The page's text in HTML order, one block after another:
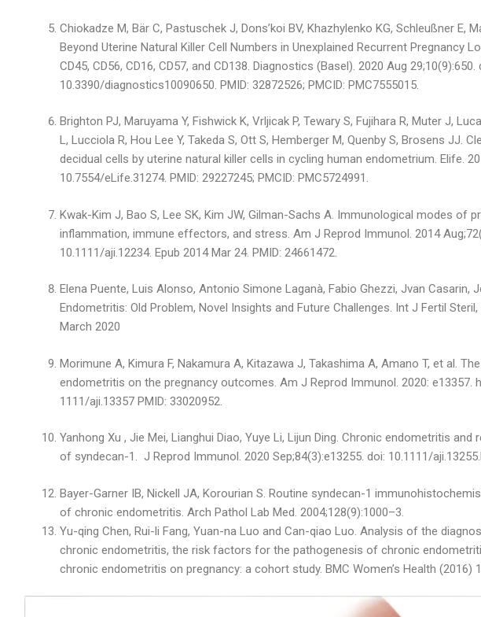
Chiokadze M, Bär C, Pastuschek J, Dons’koi BV, Khazhylenko KG, Schleußner E,
Beyond Uterine Natural Killer Cell Numbers in Unexplained Recurrent Pregnancy
CD45, CD56, CD16, CD57, and CD138. Diagnostics (Basel). 2020 Aug 29;10(9):650.
10.3390/diagnostics10090650. PMID: 32872526; PMCID: PMC7555015.
Brighton PJ, Maruyama Y, Fishwick K, Vrljicak P, Tewary S, Fujihara R, Muter J,
L, Lucciola R, Hou Lee Y, Takeda S, Ott S, Hemberger M, Quenby S, Brosens JJ.
decidual cells by uterine natural killer cells in cycling human endometrium. Elife.
10.7554/eLife.31274. PMID: 29227245; PMCID: PMC5724991.
Kwak-Kim J, Bao S, Lee SK, Kim JW, Gilman-Sachs A. Immunological modes of
inflammation, immune effectors, and stress. Am J Reprod Immunol. 2014
10.1111/aji.12234. Epub 2014 Mar 24. PMID: 24661472.
Elena Puente, Luis Alonso, Antonio Simone Laganà, Fabio Ghezzi, Jvan Casarin,
Endometritis: Old Problem, Novel Insights and Future Challenges. Int J Fertil
March 2020
Morimune A, Kimura F, Nakamura A, Kitazawa J, Takashima A, Amano T, et al.
endometritis on the pregnancy outcomes. Am J Reprod Immunol. 2020: e13357.
1111/aji.13357 PMID: 33020952.
Yanhong Xu , Jie Mei, Lianghui Diao, Yuye Li, Lijun Ding. Chronic endometritis and
of syndecan-1. J Reprod Immunol. 2020 Sep;84(3):e13255. doi: 10.1111/
Bayer-Garner IB, Nickell JA, Korourian S. Routine syndecan-1
of chronic endometritis. Arch Pathol Lab Med. 2004;128(9):1000–3.
Yu-qing Chen, Rui-li Fang, Yuan-na Luo and Can-qiao Luo. Analysis of the
chronic endometritis, the risk factors for the pathogenesis of chronic
chronic endometritis on pregnancy: a cohort study. BMC Women’s Health (2016)